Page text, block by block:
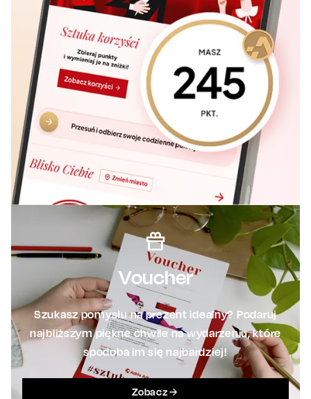
Voucher
Szukasz pomysłu na prezent idealny? Podaruj
najbliższym piękne chwile na wydarzeniu, które
spodoba im się najbardziej!
Zobacz